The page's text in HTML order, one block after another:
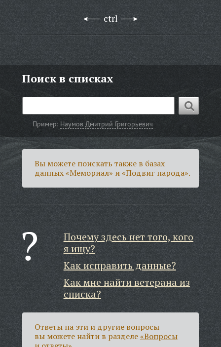
ctrl
Поиск в списках
Пример: Наумов Дмитрий Григорьевич
Вы можете поискать также в базах
данных «Мемориал» и «Подвиг народа».
Почему здесь нет того, кого
я ищу?
Как исправить данные?
Как мне найти ветерана из
списка?
Ответы на эти и другие вопросы
вы можете найти в разделе«Вопросы